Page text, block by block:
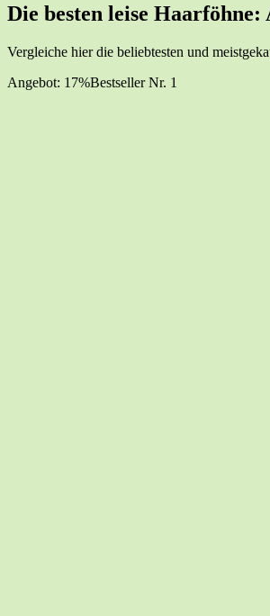
Die bes­ten lei­se
Ver­glei­che hier die belieb­tes­ten und
Ange­bot: 17%Best­sel­ler Nr. 1